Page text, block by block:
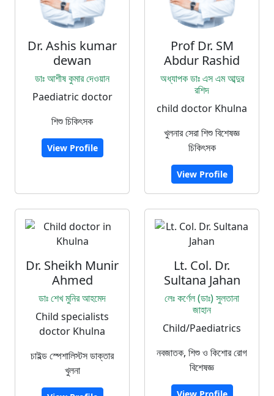
Dr. Ashis kumar
dewan
ডাঃ আশীষ কুমার দেওয়ান
Paediatric doctor
শিশু চিকিৎসক
View Profile
Prof Dr. SM
Abdur Rashid
অধ্যাপক ডাঃ এস এম আব্দুর
রশিদ
child doctor Khulna
খুলনার সেরা শিশু বিশেষজ্ঞ
চিকিৎসক
View Profile
Dr. Sheikh Munir
Ahmed
ডাঃ শেখ মুনির আহমেদ
Child specialists
doctor Khulna
চাইল্ড স্পেশালিস্টস ডাক্তার
খুলনা
Lt. Col. Dr.
Sultana Jahan
লেঃ কর্ণেল (ডাঃ) সুলতানা
জাহান
Child/Paediatrics
নবজাতক, শিশু ও কিশোর রোগ
বিশেষজ্ঞ